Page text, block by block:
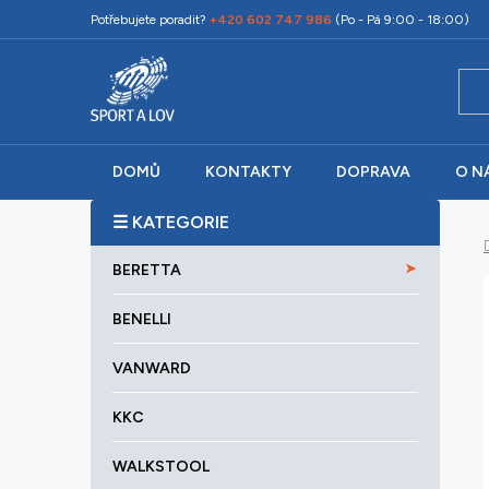
na
Potřebujete poradit? +420 602 747 986 (Po - Pá 9:00 - 18:00)
DOMŮ KONTAKTY DOPRAVA O
P
o
kategorie
BERETTA
BENELLI
VANWARD
KKC
WALKSTOOL